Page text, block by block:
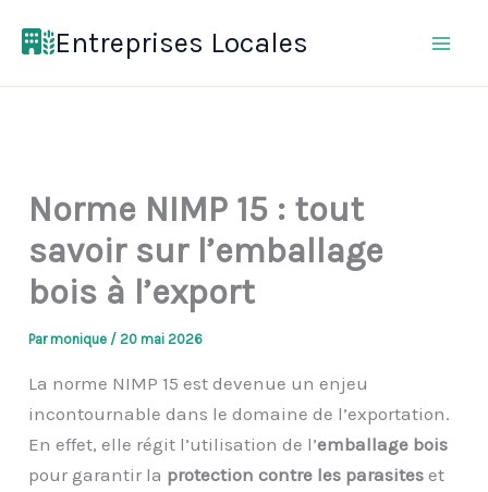
Entreprises Locales
Norme NIMP 15 : tout
savoir sur l’emballage
bois à l’export
Parmonique /20 mai 2026
La norme NIMP 15 est devenue un enjeu
incontournable dans le domaine de l’exportation.
En effet, elle régit l’utilisation de l’emballage bois
pour garantir la protection contre les parasites et